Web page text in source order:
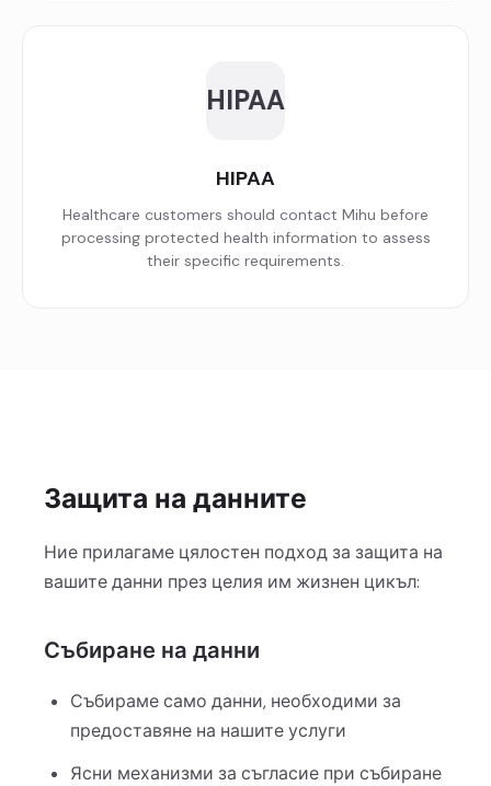
HIPAA
HIPAA
Healthcare customers should contact Mihu before
processing protected health information to assess
their specific requirements.
Защита на данните
Ние прилагаме цялостен подход за защита на
вашите данни през целия им жизнен цикъл:
Събиране на данни
Събираме само данни, необходими за
предоставяне на нашите услуги
Ясни механизми за съгласие при събиране